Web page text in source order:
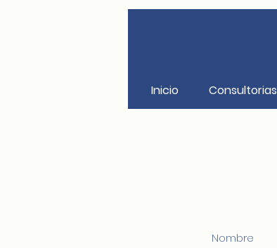
Inicio Consultorias
Nombre